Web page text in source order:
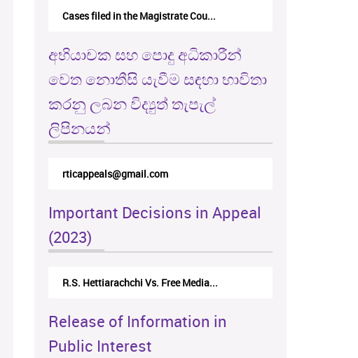
Cases filed in the Magistrate Cou...
අභියාචක සහ පොදු අධිකාරීන්
වෙත නොතීසි යැවීම සඳහා භාවිතා
කරනු ලබන විද්‍යුත් තැපැල්
ලිපිනයන්
rticappeals@gmail.com
Important Decisions in Appeal
(2023)
R.S. Hettiarachchi Vs. Free Media...
Release of Information in
Public Interest